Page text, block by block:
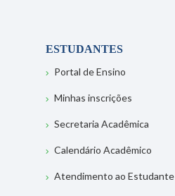
ESTUDANTES
Portal de Ensino
Minhas inscrições
Secretaria Acadêmica
Calendário Acadêmico
Atendimento ao Estudante